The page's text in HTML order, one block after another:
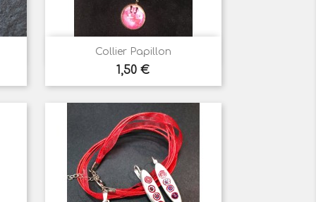
Collier Papillon
Prix
1,50 €
Aperçu rapide